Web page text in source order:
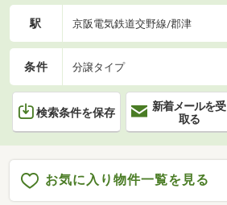
駅 京阪電気鉄道交野線/郡津
条件 分譲タイプ
検索条件を保存
新着メールを受
取る
お気に入り物件一覧を見る